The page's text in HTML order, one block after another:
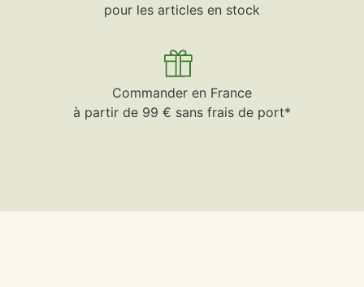
pour les articles en stock
Commander en France
à partir de 99 € sans frais de port*